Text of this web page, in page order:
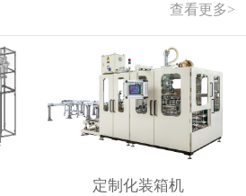
查看更多>
定制化装箱机